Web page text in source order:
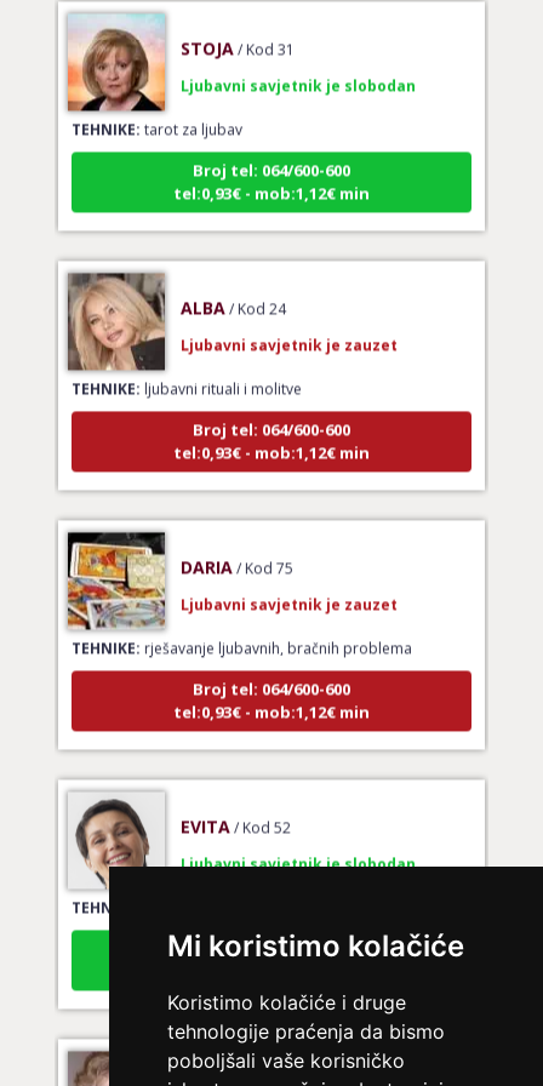
Mi koristimo kolačiće
Koristimo kolačiće i druge
tehnologije praćenja da bismo
poboljšali vaše korisničko
STOJA / Kod 31
Ljubavni savjetnik je slobodan
TEHNIKE:tarot za ljubav
Broj tel: 064/600-600
tel:0,93€ - mob:1,12€ min
ALBA
/ Kod 24
Ljubavni savjetnik je zauzet
TEHNIKE:ljubavni rituali i molitve
Broj tel: 064/600-600
tel:0,93€ - mob:1,12€ min
DARIA
/ Kod 75
Ljubavni savjetnik je zauzet
TEHNIKE:rješavanje ljubavnih, bračnih problema
Broj tel: 064/600-600
tel:0,93€ - mob:1,12€ min
EVITA
/ Kod 52
Ljubavni savjetnik je slobodan
TEHNIKE:
Broj tel: 064/600-600
tel:0,93€ - mob:1,12€ min
DINA / Kod 38